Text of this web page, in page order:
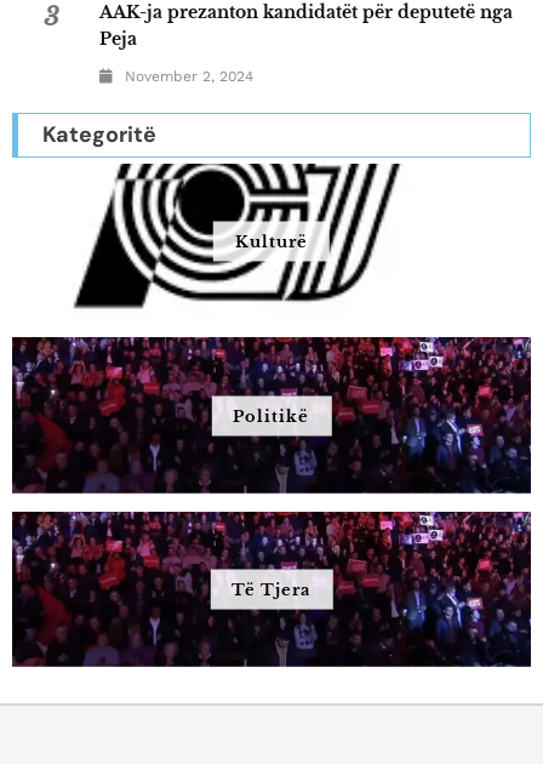
3
AAK-ja prezanton kandidatët për deputetë nga
Peja
November 2, 2024
Kategoritë
Kulturë
Politikë
Të Tjera